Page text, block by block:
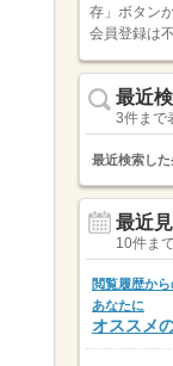
存」ボタン
会員登録は
最近
3件まで
最近検索した
最近
10件ま
閲覧履歴か
あなたに
オススメ